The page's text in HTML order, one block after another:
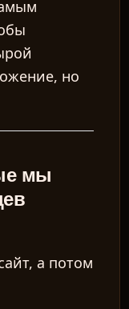
но
мы
а потом